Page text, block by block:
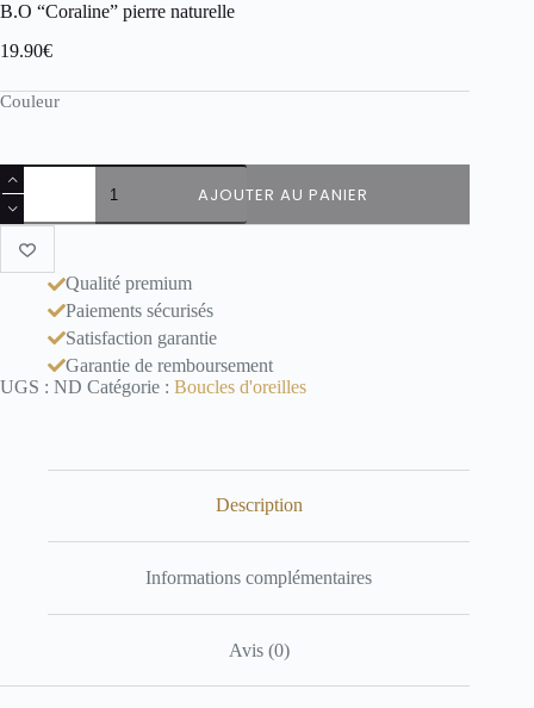
B.O “Coraline” pierre naturelle
19.90€
Couleur
quantité
de
B.O
pierre
naturelle
AJOUTER AU PANIER
Qualité premium
Paiements sécurisés
Satisfaction garantie
Garantie de remboursement
UGS : ND Catégorie : Boucles d'oreilles
Description
Informations complémentaires
Avis (0)